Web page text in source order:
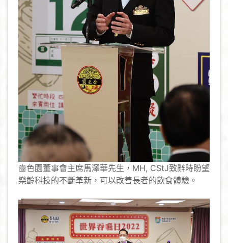
嗇色園董事會主席馬澤華先生，MH, CStJ致辭時盼望
樂齡科技的不斷革新，可以改善長者的飲食體驗。